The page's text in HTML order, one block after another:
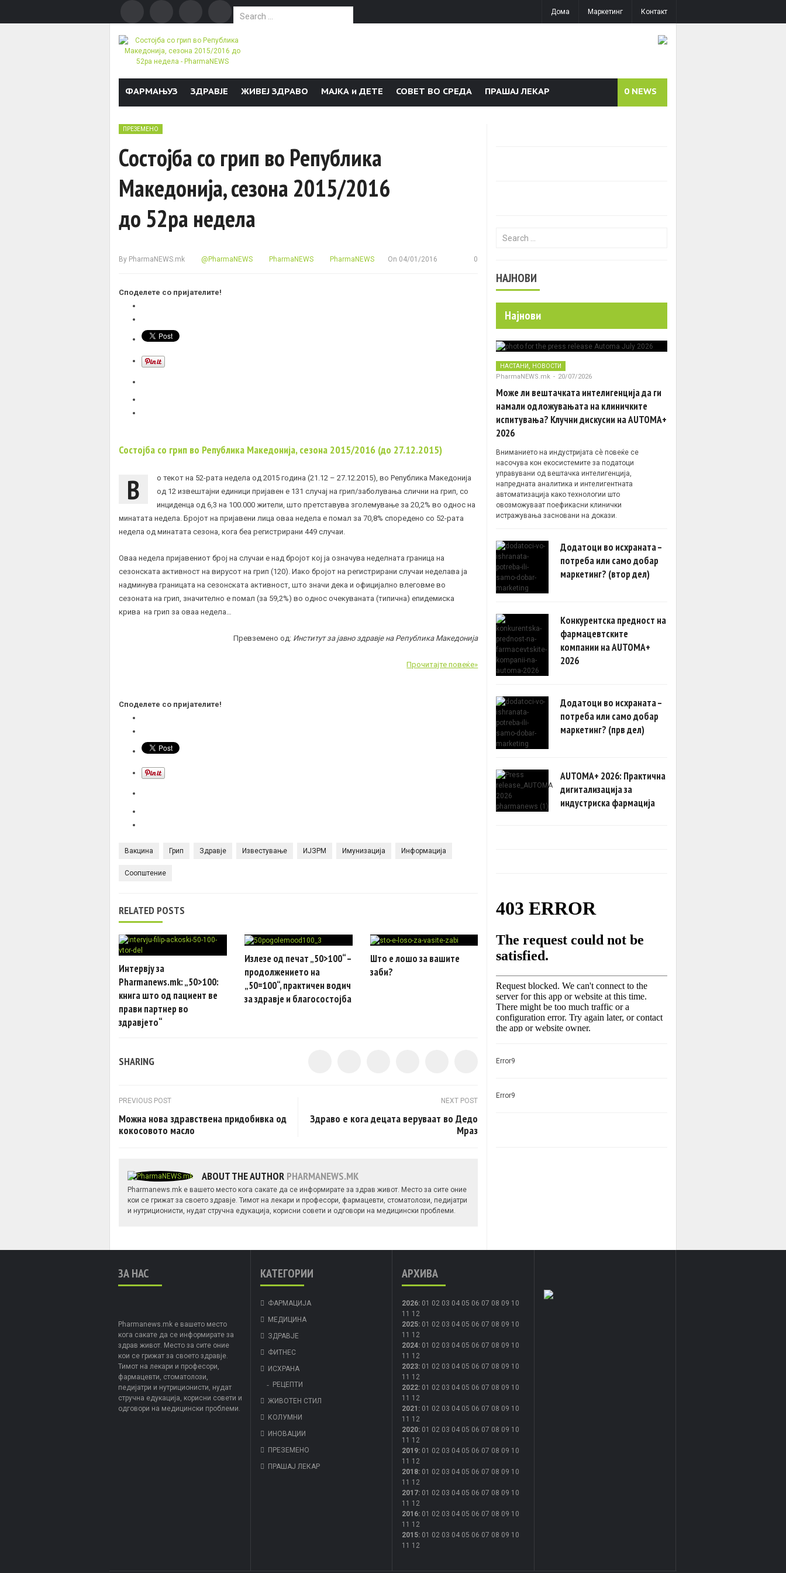
Search for:
Дома Маркетинг Контакт
ФАРМАЊУЗ ЗДРАВЈЕ ЖИВЕЈ ЗДРАВО МАЈКА и ДЕТЕ СОВЕТ ВО СРЕДА ПРАШАЈ ЛЕКАР 0 NEWS
ПРЕЗЕМЕНО
Состојба со грип во Република
Македонија, сезона 2015/2016
до 52ра недела
By PharmaNEWS.mk @PharmaNEWS PharmaNEWS PharmaNEWS On 04/01/2016 0
Споделете со пријателите!
Состојба со грип во Република Македонија, сезона 2015/2016 (до 27.12.2015)
В
о текот на 52-рата недела од 2015 година (21.12 – 27.12.2015), во Република Македонија
од 12 извештајни единици пријавен е 131 случај на грип/заболувања слични на грип, со
инциденца од 6,3 на 100.000 жители, што претставува зголемување за 20,2% во однос на
минатата недела. Бројот на пријавени лица оваа недела е помал за 70,8% споредено со 52-рата
недела од минатата сезона, кога беа регистрирани 449 случаи.
Оваа недела пријавениот број на случаи е над бројот кој ја означува неделната граница на
сезонската активност на вирусот на грип (120). Иако бројот на регистрирани случаи неделава ја
надминува границата на сезонската активност, што значи дека и официјално влеговме во
сезоната на грип, значително е помал (за 59,2%) во однос очекуваната (типична) епидемиска
крива на грип за оваа недела
Превземено од: Институт за јавно здравје на Република Македонија
Прочитајте повеќе»
Споделете со пријателите!
Вакцина Грип Здравје Известување ИЈЗРМ Имунизација Информација
Соопштение
RELATED POSTS
Интервју за
Pharmanews.mk: „50>100:
книга што од пациент ве
прави партнер во
здравјето“
Излезе од печат „50>100“ –
продолжението на
„50=100“, практичен водич
за здравје и благосостојба
Што е лошо за вашите
заби?
SHARING
Post navigation
PREVIOUS POST
Можна нова здравствена придобивка од
кокосовото масло
NEXT POST
Здраво е кога децата веруваат во Дедо
Мраз
ABOUT THE AUTHOR PHARMANEWS.MK
Pharmanews.mk е вашето место кога сакате да се информирате за здрав живот. Место за сите оние
кои се грижат за своето здравје. Тимот на лекари и професори, фармацевти, стоматолози, педијатри
и нутриционисти, нудат стручна едукација, корисни совети и одговори на медицински проблеми.
Search for:
НАЈНОВИ
Најнови
НАСТАНИ , НОВОСТИ
PharmaNEWS.mk - 20/07/2026
Може ли вештачката интелигенција да ги
намали одложувањата на клиничките
испитувања? Клучни дискусии на AUTOMA+
2026
Вниманието на индустријата сè повеќе се
насочува кон екосистемите за податоци
управувани од вештачка интелигенција,
напредната аналитика и интелигентната
автоматизација како технологии што
овозможуваат поефикасни клинички
истражувања засновани на докази.
Додатоци во исхраната –
потреба или само добар
маркетинг? (втор дел)
Конкурентска предност на
фармацевтските
компании на AUTOMA+
2026
Додатоци во исхраната –
потреба или само добар
маркетинг? (прв дел)
AUTOMA+ 2026: Практична
дигитализација за
индустриска фармација
Error9
Error9
ЗА НАС
Pharmanews.mk е вашето место
кога сакате да се информирате за
здрав живот. Место за сите оние
кои се грижат за своето здравје.
Тимот на лекари и професори,
фармацевти, стоматолози,
педијатри и нутриционисти, нудат
стручна едукација, корисни совети и
одговори на медицински проблеми.
КАТЕГОРИИ
ФАРМАЦИЈА
МЕДИЦИНА
ЗДРАВЈЕ
ФИТНЕС
ИСХРАНА
РЕЦЕПТИ
ЖИВОТЕН СТИЛ
КОЛУМНИ
ИНОВАЦИИ
ПРЕЗЕМЕНО
ПРАШАЈ ЛЕКАР
АРХИВА
2026: 01 02 03 04 05 06 07 08 09 10
11 12
2025: 01 02 03 04 05 06 07 08 09 10
11 12
2024: 01 02 03 04 05 06 07 08 09 10
11 12
2023: 01 02 03 04 05 06 07 08 09 10
11 12
2022: 01 02 03 04 05 06 07 08 09 10
11 12
2021 : 01 02 03 04 05 06 07 08 09 10
11 12
2020: 01 02 03 04 05 06 07 08 09 10
11 12
2019: 01 02 03 04 05 06 07 08 09 10
11 12
2018: 01 02 03 04 05 06 07 08 09 10
11 12
2017: 01 02 03 04 05 06 07 08 09 10
11 12
2016: 01 02 03 04 05 06 07 08 09 10
11 12
2015: 01 02 03 04 05 06 07 08 09 10
11 12